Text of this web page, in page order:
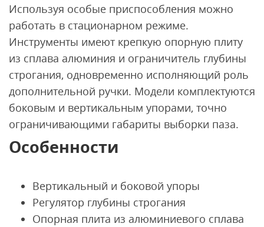
Используя особые приспособления можно
работать в стационарном режиме.
Инструменты имеют крепкую опорную плиту
из сплава алюминия и ограничитель глубины
строгания, одновременно исполняющий роль
дополнительной ручки. Модели комплектуются
боковым и вертикальным упорами, точно
ограничивающими габариты выборки паза.
Особенности
Вертикальный и боковой упоры
Регулятор глубины строгания
Опорная плита из алюминиевого сплава